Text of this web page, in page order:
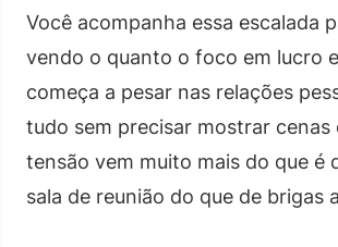
Você acompanha essa escalada
vendo o quanto o foco em lucro
começa a pesar nas relações
tudo sem precisar mostrar cenas
tensão vem muito mais do que é
sala de reunião do que de brigas